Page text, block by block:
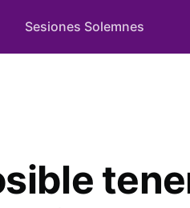
Sesiones Solemnes